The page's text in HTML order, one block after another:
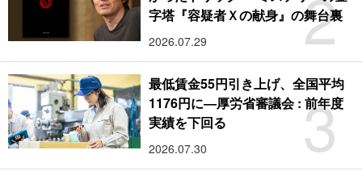
2
字塔『容疑者Ｘの献身』の舞台裏
2026.07.29
3
最低賃金55円引き上げ、全国平均
1176円に―厚労省審議会 : 前年度
実績を下回る
2026.07.30